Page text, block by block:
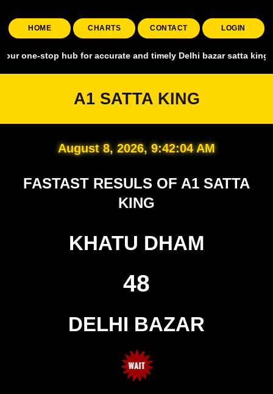
HOME CHARTS CONTACT LOGIN
hub for accurate and timely Delhi bazar satta king,
A1 SATTA KING
August 8, 2026, 9:42:05 AM
FASTAST RESULS OF A1 SATTA
KING
KHATU DHAM
48
DELHI BAZAR